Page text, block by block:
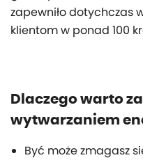
zapewniło dotychczas
klientom w ponad 100
Dlaczego warto
wytwarzaniem
Być może zmagasz